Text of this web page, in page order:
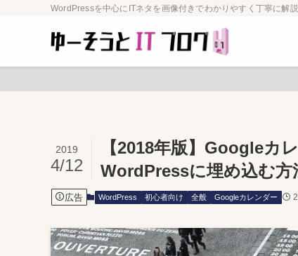
WordPressを中心にITネタを画像付きでわかりやすく丁寧に解
【2018年版】Googleカ
WordPressに埋め込む方
2019
4/12
広告 WordPress 初心者向け 全般 Googleカレンダー